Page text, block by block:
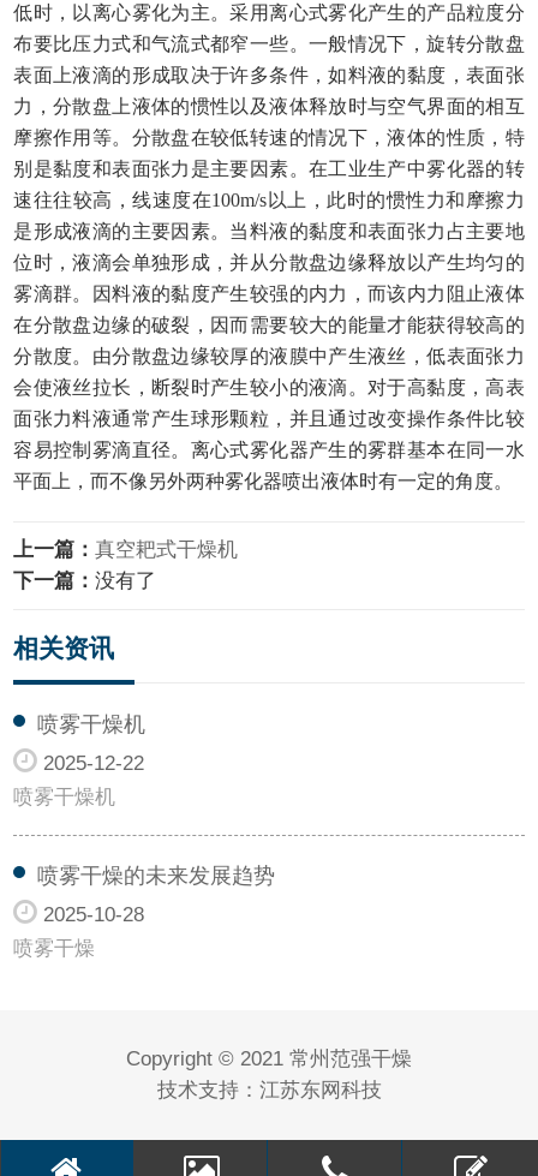
低时，以离心雾化为主。采用离心式雾化产生的产品粒度分
布要比压力式和气流式都窄一些。一般情况下，旋转分散盘
表面上液滴的形成取决于许多条件，如料液的黏度，表面张
力，分散盘上液体的惯性以及液体释放时与空气界面的相互
摩擦作用等。分散盘在较低转速的情况下，液体的性质，特
别是黏度和表面张力是主要因素。在工业生产中雾化器的转
速往往较高，线速度在100m/s以上，此时的惯性力和摩擦力
是形成液滴的主要因素。当料液的黏度和表面张力占主要地
位时，液滴会单独形成，并从分散盘边缘释放以产生均匀的
雾滴群。因料液的黏度产生较强的内力，而该内力阻止液体
在分散盘边缘的破裂，因而需要较大的能量才能获得较高的
分散度。由分散盘边缘较厚的液膜中产生液丝，低表面张力
会使液丝拉长，断裂时产生较小的液滴。对于高黏度，高表
面张力料液通常产生球形颗粒，并且通过改变操作条件比较
容易控制雾滴直径。离心式雾化器产生的雾群基本在同一水
平面上，而不像另外两种雾化器喷出液体时有一定的角度。
上一篇：真空耙式干燥机
下一篇：没有了
相关资讯
喷雾干燥机
2025-12-22
喷雾干燥机
喷雾干燥的未来发展趋势
2025-10-28
喷雾干燥
Copyright © 2021 常州范强干燥
技术支持： 江苏东网科技